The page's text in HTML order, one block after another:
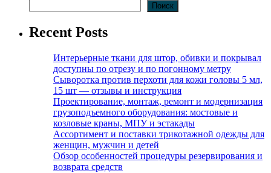
Поиск
Recent Posts
Интерьерные ткани для штор, обивки и покрывал
доступны по отрезу и по погонному метру
Сыворотка против перхоти для кожи головы 5 мл,
15 шт — отзывы и инструкция
Проектирование, монтаж, ремонт и модернизация
грузоподъемного оборудования: мостовые и
козловые краны, МПУ и эстакады
Ассортимент и поставки трикотажной одежды для
женщин, мужчин и детей
Обзор особенностей процедуры резервирования и
возврата средств